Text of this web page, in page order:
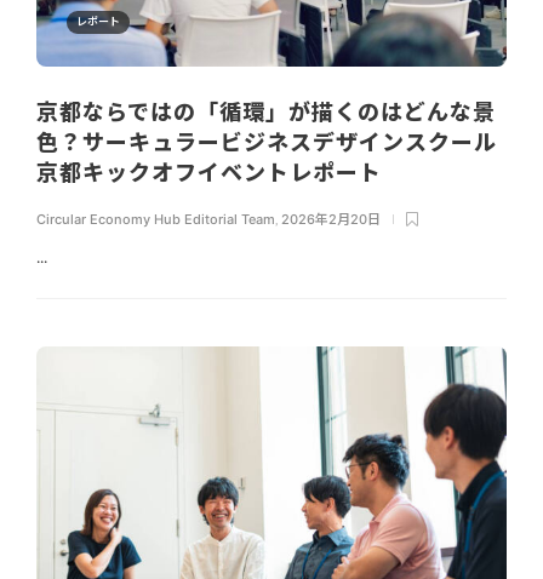
レポート
京都ならではの「循環」が描くのはどんな景
色？サーキュラービジネスデザインスクール
京都キックオフイベントレポート
Circular Economy Hub Editorial Team 2026年2月20日
...